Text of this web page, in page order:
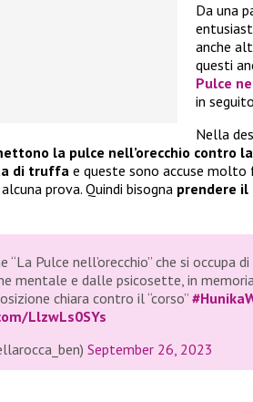
Da una
anche
questi
Pulce
in
Nella
la pulce nell’orecchio contro
di truffae queste sono accuse molto
prova. Quindi bisogna prendere
“La Pulce nell’orecchio” che si occupa
mentale e dalle psicosette, in
chiara contro il “corso”
LlzwLs0SYs
September 26, 2023